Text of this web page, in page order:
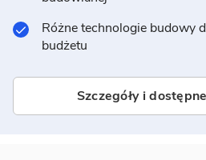
Różne technologie budowy
budżetu
Szczegóły i